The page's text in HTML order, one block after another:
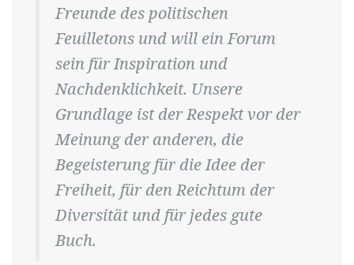
Freunde des politischen
Feuilletons und will ein Forum
sein für Inspiration und
Nachdenklichkeit. Unsere
Grundlage ist der Respekt vor der
Meinung der anderen, die
Begeisterung für die Idee der
Freiheit, für den Reichtum der
Diversität und für jedes gute
Buch.